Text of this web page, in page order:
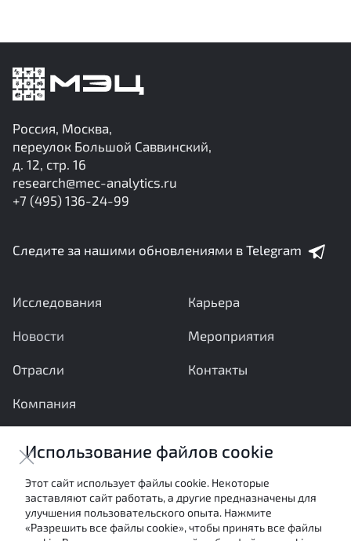
Россия, Москва,
переулок Большой Саввинский,
д. 12, стр. 16
research@mec-analytics.ru
+7 (495) 136-24-99
Следите за нашими обновлениями в Telegram
Исследования
Новости
Отрасли
Компания
Карьера
Мероприятия
Контакты
Отправить сообщение
Настоящие материалы являются собственностью
АНО «Межотраслевой экспертный центр» и не могут
быть использованы в каких-либо целях (в том числе
Использование файлов cookie
Этот сайт использует файлы cookie. Некоторые
заставляют сайт работать, а другие предназначены для
улучшения пользовательского опыта. Нажмите
«Разрешить все файлы cookie», чтобы принять все файлы